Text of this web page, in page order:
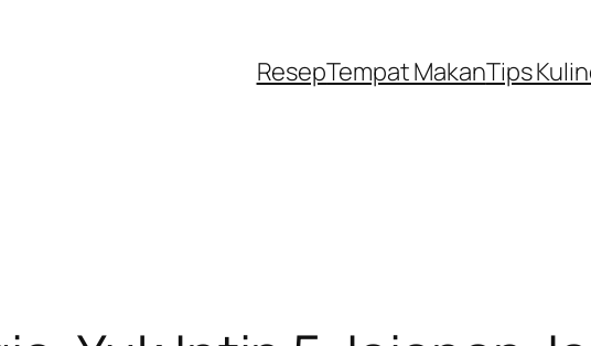
ResepTempat MakanTips